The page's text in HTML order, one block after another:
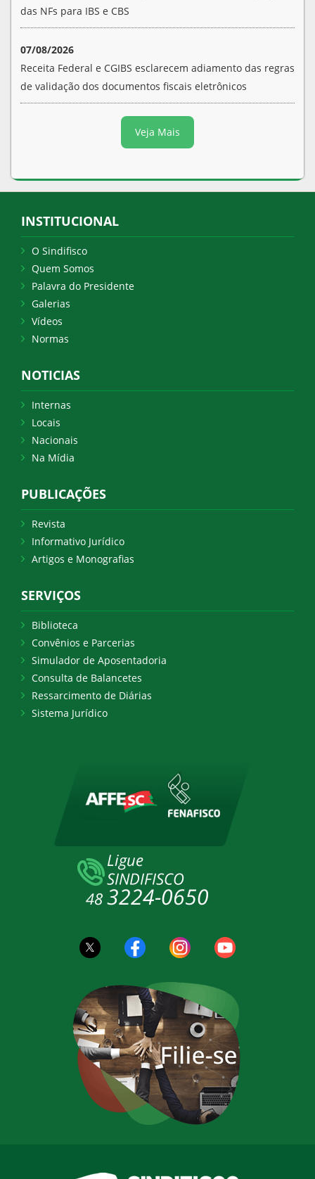
das NFs para IBS e CBS
07/08/2026
Receita Federal e CGIBS esclarecem adiamento das regras
de validação dos documentos fiscais eletrônicos
Veja Mais
INSTITUCIONAL
O Sindifisco
Quem Somos
Palavra do Presidente
Galerias
Vídeos
Normas
NOTICIAS
Internas
Locais
Nacionais
Na Mídia
PUBLICAÇÕES
Revista
Informativo Jurídico
Artigos e Monografias
SERVIÇOS
Biblioteca
Convênios e Parcerias
Simulador de Aposentadoria
Consulta de Balancetes
Ressarcimento de Diárias
Sistema Jurídico